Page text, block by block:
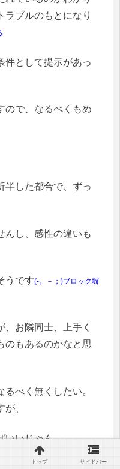
ラブルのもとになり
件として提示があっ
ので、なるべくもめ
半した都合で、ずっ
んし、感性の違いも
うです(-。－；)ブロック塀
お隣同士、上手く
のもあるのかなと思
べく無くしたい。
、
いいじゃん。
トップ サイドバー